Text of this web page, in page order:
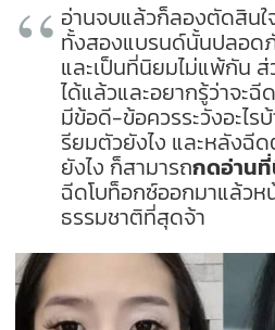
อ่านจบแล้วก็ลองตัดสินใ
ทั้งสองแบรนด์นั้นปลอด
และเป็นที่นิยมไม่แพ้กัน
ได้แล้วและอยากรู้ว่าจะ
มีข้อดี-ข้อควรระวังอะไ
รียมตัวยังไง และหลังฉี
ยังไง ก็สามารถกดอ่าน
ฉีดโบท็อกซ์ออกมาแล้วห
ธรรมชาติที่สุดจ้า